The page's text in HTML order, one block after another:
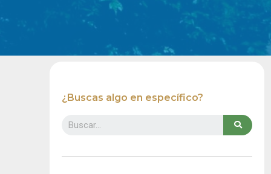
¿Buscas algo en específico?